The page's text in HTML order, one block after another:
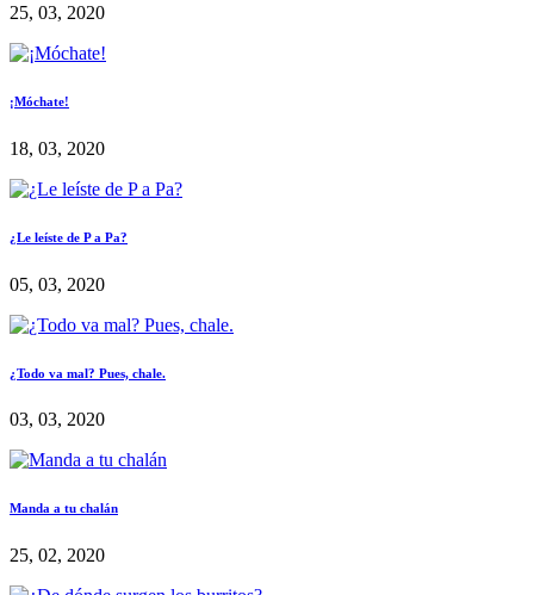
25, 03, 2020
¡Móchate!
18, 03, 2020
¿Le leíste de P a Pa?
05, 03, 2020
¿Todo va mal? Pues, chale.
03, 03, 2020
Manda a tu chalán
25, 02, 2020